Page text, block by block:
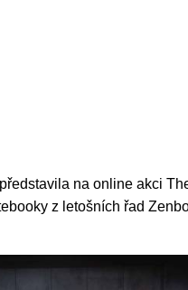
na online akci
z letošních řad